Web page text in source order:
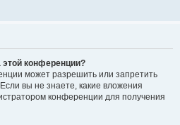
конференции?
может разрешить или запретить
вы не знаете, какие вложения
конференции для получения